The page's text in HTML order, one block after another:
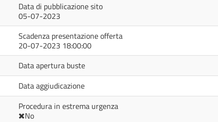
Data di pubblicazione sito
05-07-2023
Scadenza presentazione offerta
20-07-2023 18:00:00
Data apertura buste
Data aggiudicazione
Procedura in estrema urgenza
No